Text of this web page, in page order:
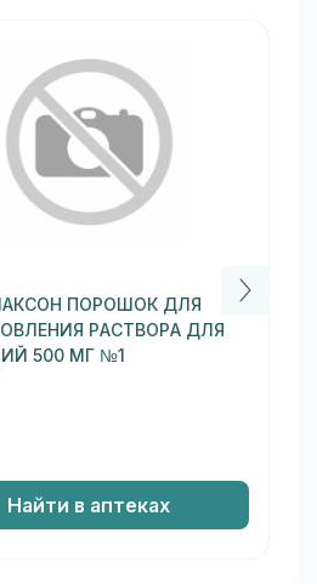
ПОРОШОК ДЛЯ
РАСТВОРА ДЛЯ
500 МГ №1
Найти в аптеках